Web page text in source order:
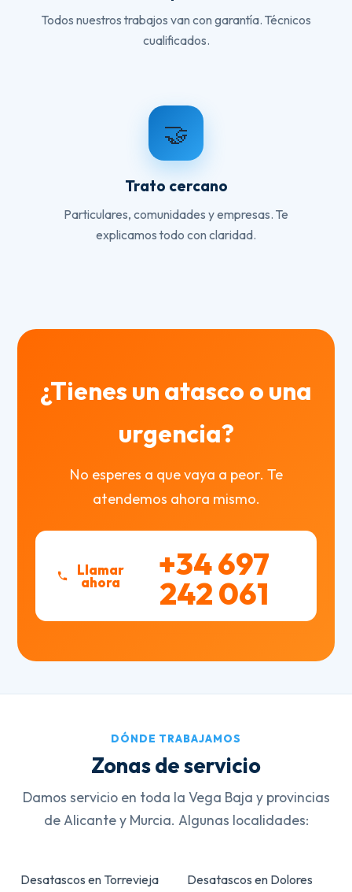
Todos nuestros trabajos van con garantía. Técnicos
cualificados.
🤝
Trato cercano
Particulares, comunidades y empresas. Te
explicamos todo con claridad.
¿Tienes un atasco o una
urgencia?
No esperes a que vaya a peor. Te
atendemos ahora mismo.
Llamar
ahora +34 697
242 061
DÓNDE TRABAJAMOS
Zonas de servicio
Damos servicio en toda la Vega Baja y provincias
de Alicante y Murcia. Algunas localidades:
Desatascos en Torrevieja Desatascos en Dolores